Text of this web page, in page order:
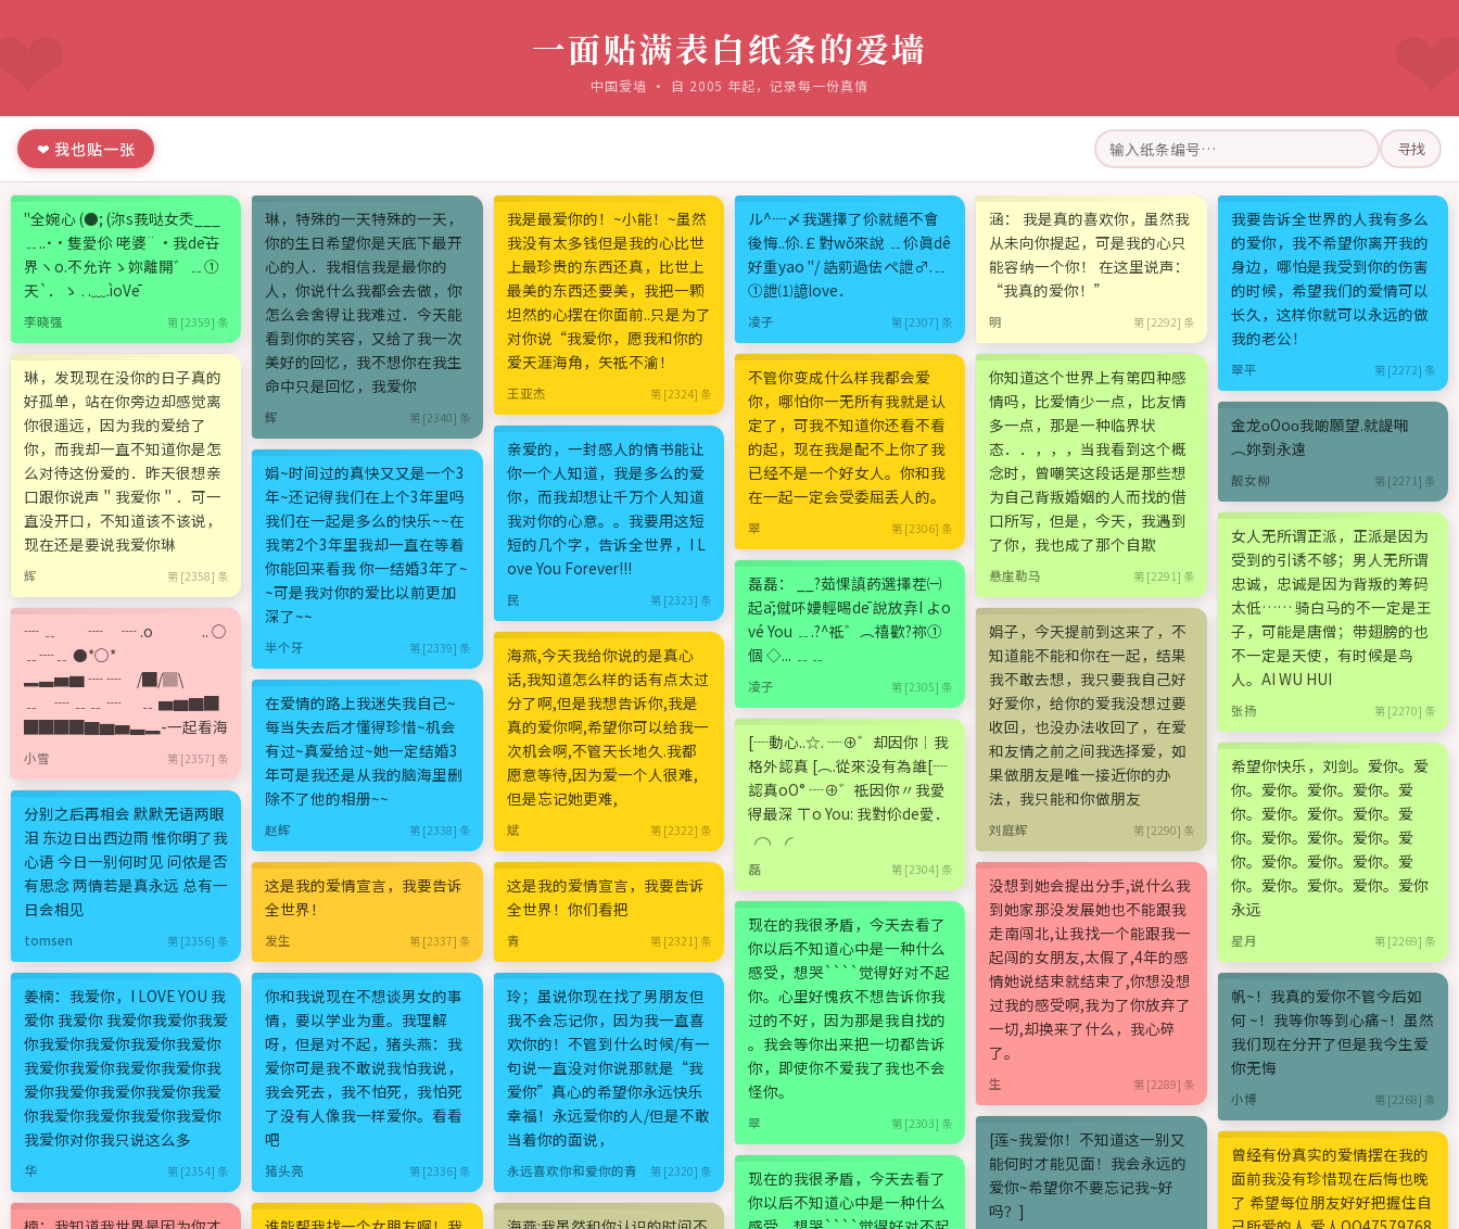
一面贴满表白纸条的爱墙
中国爱墙 · 自 2005 年起，记录每一份真情
❤ 我也贴一张 寻找
"全婉心 (●; (沵s莪哒女秂___
﹎..˙·隻愛伱 咾婆¨ ·我dē卋
界ヽo.不允许ゝ妳離開゛﹎①
天`．ゝ . .﹏.ìoVē
李晓强 第 [2359] 条
琳，发现现在没你的日子真的
好孤单，站在你旁边却感觉离
你很遥远，因为我的爱给了
你，而我却一直不知道你是怎
么对待这份爱的．昨天很想亲
口跟你说声＂我爱你＂．可一
直没开口，不知道该不该说，
现在还是要说我爱你琳
辉 第 [2358] 条
┈ ﹎ ┈ ┈ .o .. ○
﹎┈﹎ ●*○*
▂▃▅▆ ┈ ┈ /█/▓\
﹎ ┈ ﹎﹎ ┈ ﹎ ▅▆▇█
████▇▆▅▃▂-一起看海
小雪 第 [2357] 条
分别之后再相会 默默无语两眼
泪 东边日出西边雨 惟你明了我
心语 今日一别何时见 问侬是否
有思念 两情若是真永远 总有一
日会相见
tomsen 第 [2356] 条
姜楠：我爱你，I LOVE YOU 我
爱你 我爱你 我爱你我爱你我爱
你我爱你我爱你我爱你我爱你
我爱你我爱你我爱你我爱你我
爱你我爱你我爱你我爱你我爱
你我爱你我爱你我爱你我爱你
我爱你对你我只说这么多
华 第 [2354] 条
琳，特殊的一天特殊的一天，
你的生日希望你是天底下最开
心的人．我相信我是最你的
人，你说什么我都会去做，你
怎么会舍得让我难过．今天能
看到你的笑容，又给了我一次
美好的回忆，我不想你在我生
命中只是回忆，我爱你
辉 第 [2340] 条
娟~时间过的真快又又是一个3
年~还记得我们在上个3年里吗
我们在一起是多么的快乐~~在
我第2个3年里我却一直在等着
你能回来看我 你一结婚3年了~
~可是我对你的爱比以前更加
深了~~
半个牙 第 [2339] 条
在爱情的路上我迷失我自己~
每当失去后才懂得珍惜~机会
有过~真爱给过~她一定结婚3
年可是我还是从我的脑海里删
除不了他的相册~~
赵辉 第 [2338] 条
这是我的爱情宣言，我要告诉
全世界！
发生 第 [2337] 条
你和我说现在不想谈男女的事
情，要以学业为重。我理解
呀，但是对不起，猪头燕：我
爱你可是我不敢说我怕我说，
我会死去，我不怕死，我怕死
了没有人像我一样爱你。看看
吧
猪头亮 第 [2336] 条
我是最爱你的！~小能！~虽然
我没有太多钱但是我的心比世
上最珍贵的东西还真，比世上
最美的东西还要美，我把一颗
坦然的心摆在你面前..只是为了
对你说“我爱你，愿我和你的
爱天涯海角，矢祗不渝！
王亚杰 第 [2324] 条
亲爱的，一封感人的情书能让
你一个人知道，我是多么的爱
你，而我却想让千万个人知道
我对你的心意。。我要用这短
短的几个字，告诉全世界，I L
ove You Forever!!!
民 第 [2323] 条
海燕,今天我给你说的是真心
话,我知道怎么样的话有点太过
分了啊,但是我想告诉你,我是
真的爱你啊,希望你可以给我一
次机会啊,不管天长地久.我都
愿意等待,因为爱一个人很难,
但是忘记她更难,
斌 第 [2322] 条
这是我的爱情宣言，我要告诉
全世界！你们看把
青 第 [2321] 条
玲；虽说你现在找了男朋友但
我不会忘记你，因为我一直喜
欢你的！不管到什么时候/有一
句说一直没对你说那就是“我
爱你”真心的希望你永远快乐
幸福！永远爱你的人/但是不敢
当着你的面说，
永远喜欢你和爱你的青 第 [2320] 条
ル^┈〆我選擇了伱就絕不會
後悔..伱.￡對wǒ來說 ﹎伱眞dê
好重yao "/ 誥莂過佉ぺ詍♂.﹎
①詍⑴譩love．
凌子 第 [2307] 条
不管你变成什么样我都会爱
你，哪怕你一无所有我就是认
定了，可我不知道你还看不看
的起，现在我是配不上你了我
已经不是一个好女人。你和我
在一起一定会受委屈丢人的。
翠 第 [2306] 条
磊磊： __?茹惈謓菂選擇茬㈠
起ā;僦吥婹輕晹dē 說放弆I よo
vé You ﹎.?^祗゛︵禧歡?祢①
凌子 第 [2305] 条
[┈動心..☆. ┈⊕゛却因你┊我
格外認真 [︵.從來没有為誰[┈
認真oО° ┈⊕゛祗因你〃我愛
得最深 ㄒo You: 我對伱de愛．
╭╮╭
磊 第 [2304] 条
现在的我很矛盾，今天去看了
你以后不知道心中是一种什么
感受，想哭````觉得好对不起
你。心里好愧疚不想告诉你我
过的不好，因为那是我自找的
。我会等你出来把一切都告诉
你，即使你不爱我了我也不会
怪你。
翠 第 [2303] 条
现在的我很矛盾，今天去看了
你以后不知道心中是一种什么
涵： 我是真的喜欢你，虽然我
从未向你提起，可是我的心只
能容纳一个你！ 在这里说声：
“我真的爱你！”
明 第 [2292] 条
你知道这个世界上有第四种感
情吗，比爱情少一点，比友情
多一点，那是一种临界状
态．．，，，当我看到这个概
念时，曾嘲笑这段话是那些想
为自己背叛婚姻的人而找的借
口所写，但是，今天，我遇到
了你，我也成了那个自欺
悬崖勒马 第 [2291] 条
娟子，今天提前到这来了，不
知道能不能和你在一起，结果
我不敢去想，我只要我自己好
好爱你，给你的爱我没想过要
收回，也没办法收回了，在爱
和友情之前之间我选择爱，如
果做朋友是唯一接近你的办
法，我只能和你做朋友
刘庭辉 第 [2290] 条
没想到她会提出分手,说什么我
到她家那没发展她也不能跟我
走南闯北,让我找一个能跟我一
起闯的女朋友,太假了,4年的感
情她说结束就结束了,你想没想
过我的感受啊,我为了你放弃了
一切,却换来了什么，我心碎
了。
生 第 [2289] 条
[莲~我爱你！不知道这一别又
能何时才能见面！我会永远的
爱你~希望你不要忘记我~好
吗？]
我要告诉全世界的人我有多么
的爱你，我不希望你离开我的
身边，哪怕是我受到你的伤害
的时候，希望我们的爱情可以
长久，这样你就可以永远的做
我的老公！
翠平 第 [2272] 条
金龙οОoο我啲願望.就諟啝
︵妳到永遠
靓女柳 第 [2271] 条
女人无所谓正派，正派是因为
受到的引诱不够；男人无所谓
忠诚，忠诚是因为背叛的筹码
太低…… 骑白马的不一定是王
子，可能是唐僧；带翅膀的也
不一定是天使，有时候是鸟
人。AI WU HUI
张扬 第 [2270] 条
希望你快乐，刘剑。爱你。爱
你。爱你。爱你。爱你。爱
你。爱你。爱你。爱你。爱
你。爱你。爱你。爱你。爱
你。爱你。爱你。爱你。爱
你。爱你。爱你。爱你。爱你
永远
星月 第 [2269] 条
帆~！我真的爱你不管今后如
何 ~！我等你等到心痛~！虽然
我们现在分开了但是我今生爱
你无悔
小博 第 [2268] 条
曾经有份真实的爱情摆在我的
面前我没有珍惜现在后悔也晚
了 希望每位朋友好好把握住自